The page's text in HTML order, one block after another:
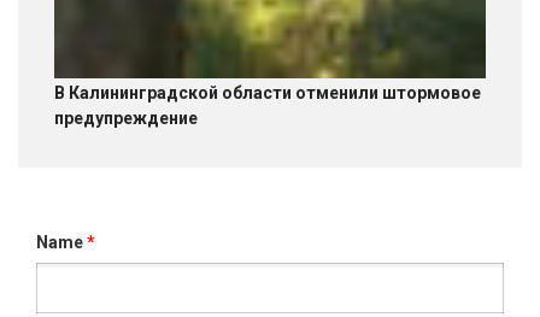
В Калининградской области отменили штормовое
предупреждение
Name*